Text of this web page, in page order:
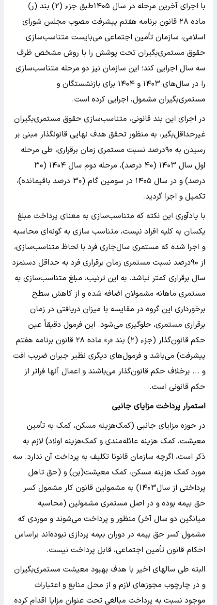
با اجرای آخرین مرحله در سال ۱۴۰۵طبق جزء (۲) بند (ر)
ماده ۲۸ قانون برنامه هفتم پیشرفت مصوب مجلس شورای
اسلامی، سازمان تأمین اجتماعی می‌بایست متناسب‌سازی
حقوق مستمری‌بگیران تحت پوشش را با روش مشخص ظرف
سه سال اجرایی کند؛ این سازمان نیز دو مرحله متناسب‌سازی
را در سال‌های ۱۴۰۳ و ۱۴۰۴ برای بازنشستگان و
مستمری‌بگیران مشمول، اجرایی کرده است.
در اجرای این بند قانونی، متناسب‌سازی حقوق مستمری‌بگیران
غیرحداقل‌بگیر، به منظور تحقق هدف نهایی قانونگذار مبنی بر
رسیدن به ۹۰درصد نسبت مستمری زمان برقراری، طی مرحله
اول سال ۱۴۰۳ (۴۰ درصد)، مرحله دوم سال ۱۴۰۴ (۳۰
درصد) و در سال ۱۴۰۵ در سومین گام (۳۰ درصد باقیمانده)،
تکمیل و اجرا گردید.
با یادآوری این نکته که متناسب‌سازی به معنای پرداخت مبلغ
یکسان به کلیه افراد نیست، متناسب سازی به‌ گونه‌ای محاسبه
و اجرا شده که مستمری سال‌جاری فرد با لحاظ متناسب‌سازی،
از ۹۰درصد نسبت مستمری زمان برقراری فرد به حداقل دستمزد
سال برقراری کمتر نباشد. به این ترتیب، مبلغ متناسب‌سازی به
مستمری ماهانه مشمولان اضافه شده و از کاهش سطح
برخورداری این گروه در مقایسه با میزان دریافتی در زمان
برقراری مستمری، جلوگیری می‌شود. این فرمول دقیقاً عین
حکم قانون‌گذار (جزء (۲) بند «ر» ماده ۲۸ قانون برنامه هفتم
پیشرفت) می‌باشد و فرمول‌های دیگری نظیر جبران ضریب افت
و ... برخلاف حکم قانون‌گذار می‌‎باشند و اعمال آنها فراتر از
حکم قانونی است.
استمرار پرداخت مزایای جانبی
در حوزه مزایای جانبی (کمک‌هزینه مسکن، کمک به تأمین
معیشت، کمک هزینه عائله‌مندی و کمک‌هزینه اولاد) لازم به
ذکر است، اگرچه سازمان قانونا تکلیف به پرداخت آن ندارد. سه
مورد کمک هزینه مسکن، کمک معیشت(بن) و (حق تاهل
پرداختی از سال۱۴۰۳) به مشمولین قانون کار مشمول کسر
حق بیمه بوده و در اصل مستمری مشمولین (محاسبه
میانگین دو سال آخر) منظور و پرداخت می‌شوند و موردی که
مشمول کسر حق بیمه در دوران بیمه پردازی نبوده‌اند براساس
احکام قانون تأمین اجتماعی، قابل پرداخت نیست.
البته طی سالهای اخیر با هدف بهبود معیشت مستمری‌بگیران
و در چارچوب مجوزهای لازم و از محل منابع و اعتبارات
موجود نسبت به پرداخت مبالغی تحت عنوان مزایا اقدام کرده